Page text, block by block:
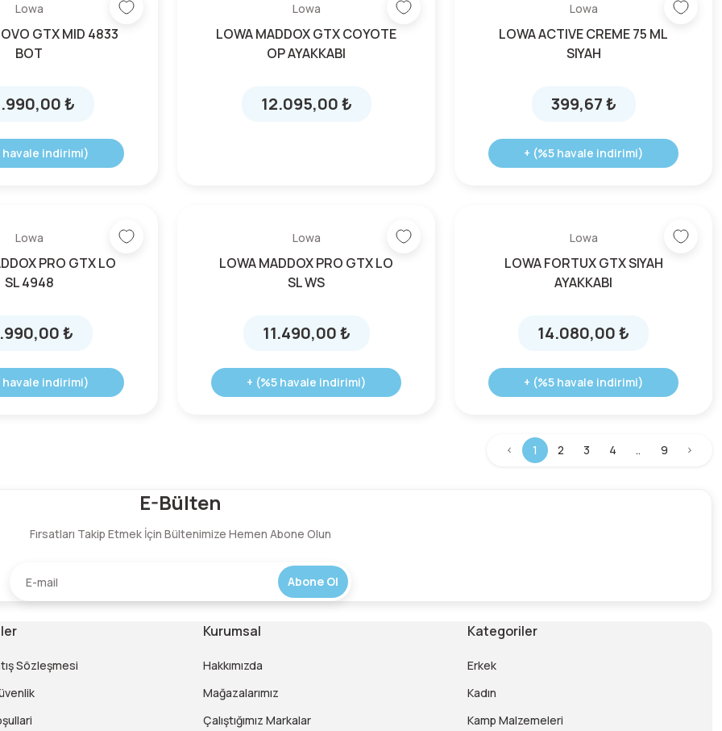
Lowa
GTX MID 4833
BOT
₺
havale indirimi)
Lowa
LOWA MADDOX GTX COYOTE
OP AYAKKABI
12.095,00 ₺
Lowa
LOWA ACTIVE CREME 75 ML
SIYAH
399,67 ₺
+ (%5 havale indirimi)
Lowa
PRO GTX LO
SL 4948
₺
havale indirimi)
Lowa
LOWA MADDOX PRO GTX LO
SL WS
11.490,00 ₺
+ (%5 havale indirimi)
Lowa
LOWA FORTUX GTX SIYAH
AYAKKABI
14.080,00 ₺
+ (%5 havale indirimi)
1 2 3 4 .. 9
E-Bülten
Fırsatları Takip Etmek İçin Bültenimize Hemen Abone Olun
Abone Ol
Sözleşmesi
Kurumsal
Hakkımızda
Mağazalarımız
Çalıştığımız Markalar
Kategoriler
Erkek
Kadın
Kamp Malzemeleri